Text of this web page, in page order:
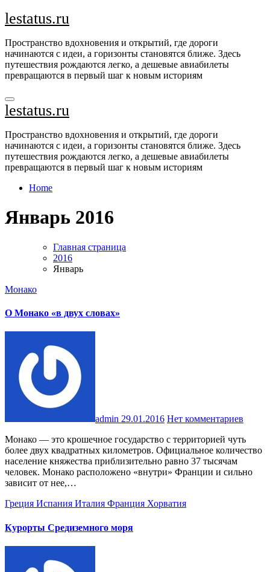
Перейти
к
lestatus.ru
Пространство вдохновения и открытий, где дороги
начинаются с идеи, а горизонты становятся ближе. Здесь
путешествия рождаются легко, а дешевые авиабилеты
превращаются в первый шаг к новым историям
lestatus.ru
Пространство вдохновения и открытий, где дороги
начинаются с идеи, а горизонты становятся ближе. Здесь
путешествия рождаются легко, а дешевые авиабилеты
превращаются в первый шаг к новым историям
Home
Январь 2016
Главная страница
2016
Январь
Монако
О Монако «в двух словах»
admin 29.01.2016 Нет комментариев
Монако — это крошечное государство с территорией чуть
более двух квадратных километров. Официальное количество
население княжества приблизительно равно 37 тысячам
человек. Монако расположено «внутри» Франции и сильно
зависит от нее,…
Греция Испания Италия Франция Хорватия
Курорты Средиземного моря